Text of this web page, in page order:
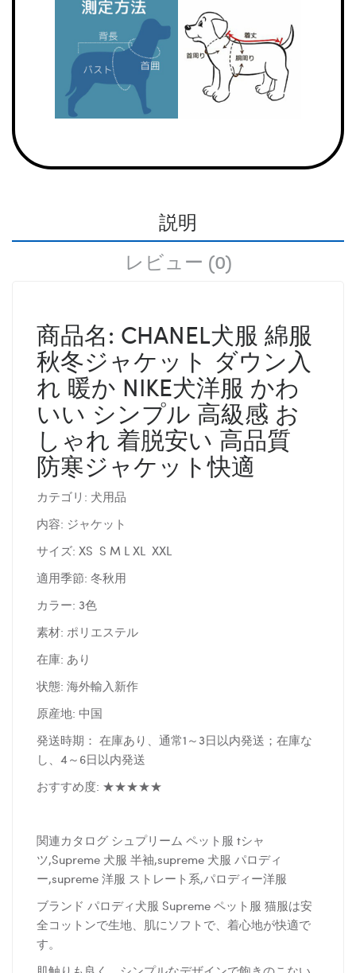
説明
レビュー (0)
商品名: CHANEL犬服 綿服
秋冬ジャケット ダウン入
れ 暖か NIKE犬洋服 かわ
いい シンプル 高級感 お
しゃれ 着脱安い 高品質
防寒ジャケット快適
カテゴリ: 犬用品
内容: ジャケット
サイズ: XS S M L XL XXL
適用季節: 冬秋用
カラー: 3色
素材: ポリエステル
在庫: あり
状態: 海外輸入新作
原産地: 中国
発送時期： 在庫あり、通常1～3日以内発送；在庫な
し、4～6日以内発送
おすすめ度: ★★★★★
関連カタログ シュプリーム ペット服 tシャ
ツ,Supreme 犬服 半袖,supreme 犬服 パロディ
ー,supreme 洋服 ストレート系,パロディー洋服
ブランド パロディ犬服 Supreme ペット服 猫服は安
全コットンで生地、肌にソフトで、着心地が快適で
す。